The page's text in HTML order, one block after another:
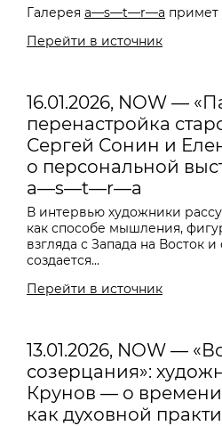
Галерея a—s—t—r—a примет
Перейти в источник
16.01.2026, NOW —
перенастройка
Сергей Сонин и
о персональной
a—s—t—r—a
В интервью художники
как способе мышления,
взгляда с Запада на Восток
создается...
Перейти в источник
13.01.2026, NOW —
созерцания»:
Крунов — о
как духовной